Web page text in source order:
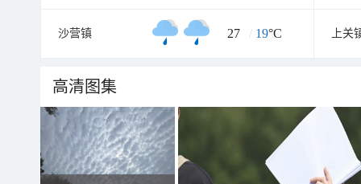
沙营镇 27 / 19°C 上关
高清图集